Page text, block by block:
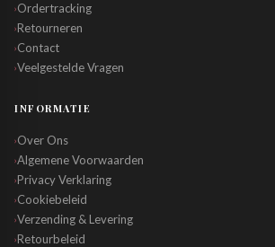
›Ordertracking
›Retourneren
›Contact
›Veelgestelde Vragen
INFORMATIE
›Over Ons
›Algemene Voorwaarden
›Privacy Verklaring
›Cookiebeleid
›Verzending & Levering
›Retourbeleid